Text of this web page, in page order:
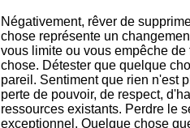
Négativement, rêver de
chose représente un
vous limite ou vous empêche
chose. Détester que quelque
pareil. Sentiment que rien n'est
perte de pouvoir, de respect,
ressources existants. Perdre le
exceptionnel. Quelque chose